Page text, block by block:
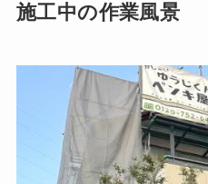
施工中の作業風景